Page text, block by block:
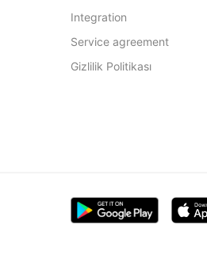
Integration
Service agreement
Gizlilik Politikası